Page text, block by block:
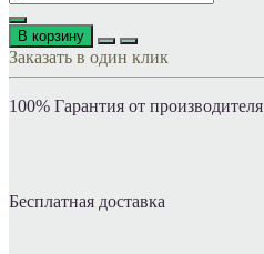
В корзину
Заказать в один клик
100% Гарантия от производителя
Бесплатная доставка